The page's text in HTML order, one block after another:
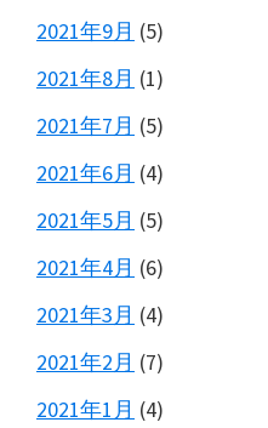
2021年9月 (5)
2021年8月 (1)
2021年7月 (5)
2021年6月 (4)
2021年5月 (5)
2021年4月 (6)
2021年3月 (4)
2021年2月 (7)
2021年1月 (4)